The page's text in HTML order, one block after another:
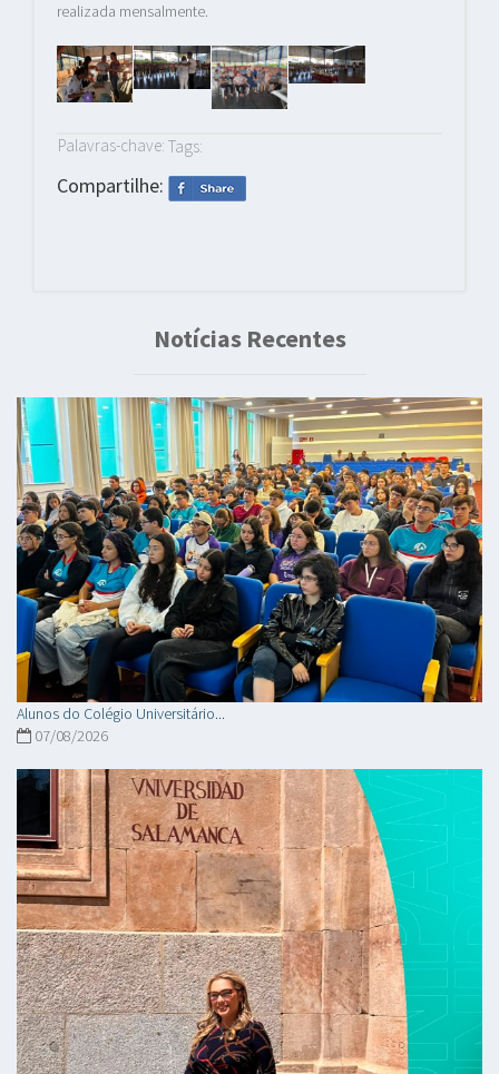
realizada mensalmente.
Palavras-chave: Tags:
Compartilhe:
Notícias Recentes
Alunos do Colégio Universitário...
07/08/2026